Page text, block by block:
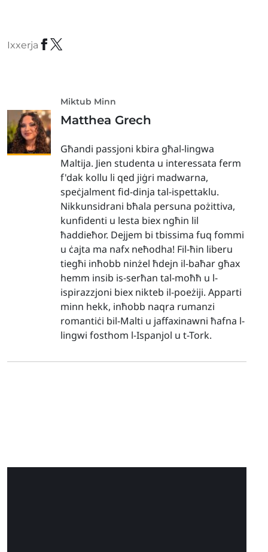
Ixxerja
Miktub Minn
Matthea Grech
Għandi passjoni kbira għal-lingwa
Maltija. Jien studenta u interessata ferm
f'dak kollu li qed jiġri madwarna,
speċjalment fid-dinja tal-ispettaklu.
Nikkunsidrani bħala persuna pożittiva,
kunfidenti u lesta biex ngħin lil
ħaddieħor. Dejjem bi tbissima fuq fommi
u ċajta ma nafx neħodha! Fil-ħin liberu
tiegħi inħobb ninżel ħdejn il-baħar għax
hemm insib is-serħan tal-moħħ u l-
ispirazzjoni biex nikteb il-poeżiji. Apparti
minn hekk, inħobb naqra rumanzi
romantiċi bil-Malti u jaffaxinawni ħafna l-
lingwi fosthom l-Ispanjol u t-Tork.